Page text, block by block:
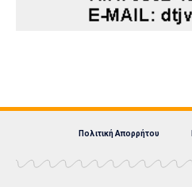
Πολιτική Απορρήτου